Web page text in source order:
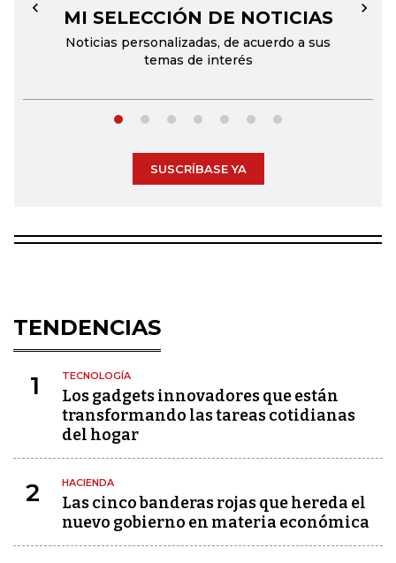
MI SELECCIÓN DE NOTICIAS
Noticias personalizadas, de acuerdo a sus
temas de interés
← →
SUSCRÍBASE YA
TENDENCIAS
1 TECNOLOGÍA
Los gadgets innovadores que están
transformando las tareas cotidianas
del hogar
2 HACIENDA
Las cinco banderas rojas que hereda el
nuevo gobierno en materia económica